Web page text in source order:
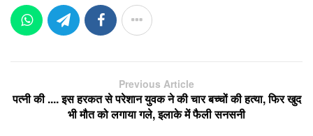
Previous Article
पत्नी की .... इस हरकत से परेशान युवक ने की चार बच्चों की हत्या, फिर खुद
भी मौत को लगाया गले, इलाके में फैली सनसनी